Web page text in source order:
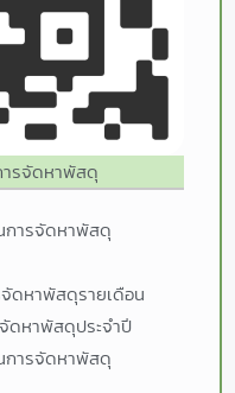
รจัดหาพัสดุ
การจัดหาพัสดุ
ดหาพัสดุรายเดือน
ดหาพัสดุประจำปี
การจัดหาพัสดุ